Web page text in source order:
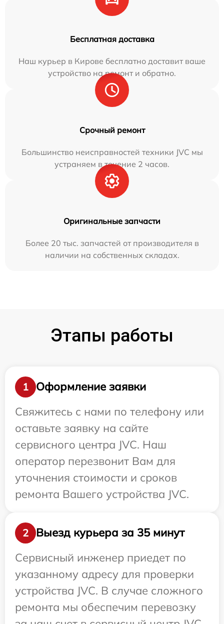
Бесплатная доставка
Наш курьер в Кирове бесплатно доставит ваше
устройство на ремонт и обратно.
Срочный ремонт
Большинство неисправностей техники JVC мы
устраняем в течение 2 часов.
Оригинальные запчасти
Более 20 тыс. запчастей от производителя в
наличии на собственных складах.
Этапы работы
1
Оформление заявки
Свяжитесь с нами по телефону или
оставьте заявку на сайте
сервисного центра JVC. Наш
оператор перезвонит Вам для
уточнения стоимости и сроков
ремонта Вашего устройства JVC.
2
Выезд курьера за 35 минут
Сервисный инженер приедет по
указанному адресу для проверки
устройства JVC. В случае сложного
ремонта мы обеспечим перевозку